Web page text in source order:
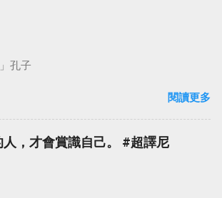
孔子
閱讀更多
，才會賞識自己。 #超譯尼